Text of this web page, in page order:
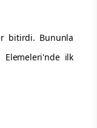
bitirdi. Bununla
Elemeleri'nde ilk